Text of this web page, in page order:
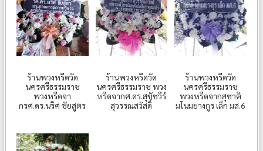
ร้านพวงหรีดวัด
นครศรีธรรมราช
พวงหรีดจา
กรศ.ดร.นริศ ชัยสูตร
ร้านพวงหรีดวัด
นครศรีธรรมราช พวง
หรีดจากศ.ดร.สุชัชวีร์
สุวรรณสวัสดิ์
ร้านพวงหรีดวัด
นครศรีธรรมราช
พวงหรีดจากสุชาติ
มโนมยางกูร เล็ก มส.6